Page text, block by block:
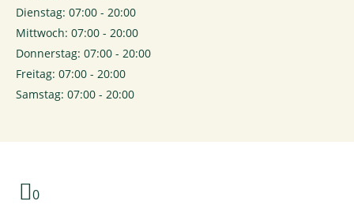
Dienstag: 07:00 - 20:00
Mittwoch: 07:00 - 20:00
Donnerstag: 07:00 - 20:00
Freitag: 07:00 - 20:00
Samstag: 07:00 - 20:00
0